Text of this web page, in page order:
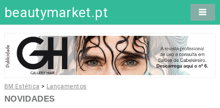
beautymarket.pt
BM Estética > Lançamentos
NOVIDADES